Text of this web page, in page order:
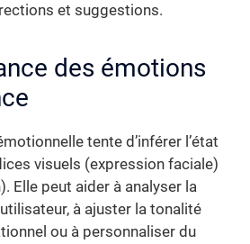
et suggestions.
des émotions
tente d’inférer l’état
visuels (expression faciale)
Elle peut aider à analyser la
à ajuster la tonalité
ou à personnaliser du